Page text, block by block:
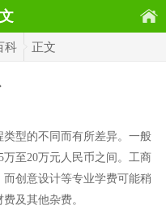
科 正文
型的不同而有所差异。一般
至20万元人民币之间。工商
创意设计等专业学费可能稍
及其他杂费。